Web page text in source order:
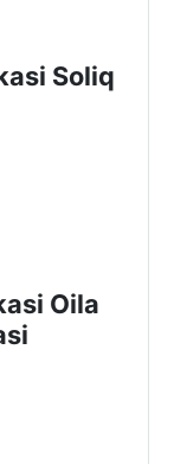
Soliq
Oila